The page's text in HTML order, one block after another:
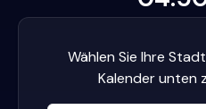
Wählen Sie Ihre
Kalender unten